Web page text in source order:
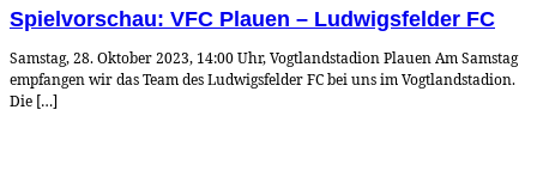
Spielvorschau: VFC Plauen – Ludwigsfelder FC
Samstag, 28. Oktober 2023, 14:00 Uhr, Vogtlandstadion Plauen Am Samstag
empfangen wir das Team des Ludwigsfelder FC bei uns im Vogtlandstadion.
Die […]